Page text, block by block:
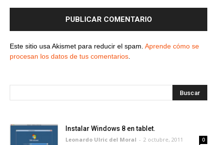
Este sitio usa Akismet para reducir el spam. Aprende cómo se
procesan los datos de tus comentarios
Instalar Windows 8 en tablet.
Leonardo Ulric del Moral - 2 octubre, 2011 0